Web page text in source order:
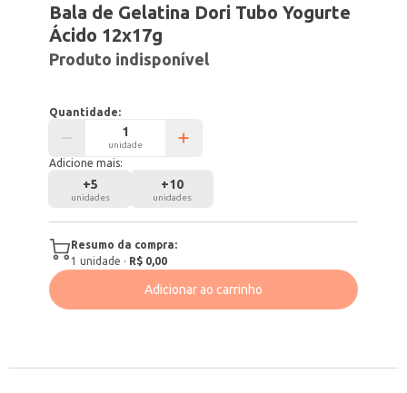
Bala de Gelatina Dori Tubo Yogurte
Ácido 12x17g
Produto indisponível
Quantidade:
unidade
Adicione mais:
+5
unidades
+10
unidades
Resumo da compra:
1 unidade · R$ 0,00
Adicionar ao carrinho